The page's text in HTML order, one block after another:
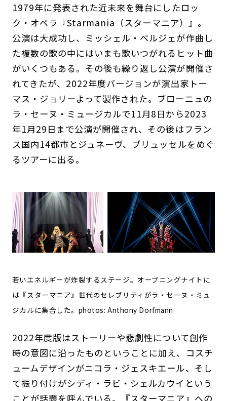
1979年に発表された近未来を舞台にしたロッ
ク・オペラ『Starmania（スターマニア）』。
公演は大成功し、ミッシェル・ベルジェが作曲し
た複数の歌の中にはいまも歌いつがれるヒット曲
がいくつもある。その後も繰り返し公演が開催さ
れてきたが、2022年度バージョンが演出家トー
マス・ジョリーよって製作された。ブローニュの
ラ・セーヌ・ミュージカルで11月8日から2023
年1月29日まで公演が開催され、その後はフラン
ス国内14都市とジュネーヴ、ブリュッセルをめぐ
るツアーに出る。
若いエネルギーが炸裂するステージ。オープニングナイトに
は『スターマニア』世代のセレブリティがラ・セーヌ・ミュ
ジカルに集合した。photos: Anthony Dorfmann
2022年度版はストーリーや悲劇性について創作
時の意図に沿ったものということに加え、コスチ
ュームデザインがニコラ・ジェスキエール、そし
て振り付けがシディ・ラビ・シェルカウイという
ことが話題を呼んでいる。『スターマニア』への